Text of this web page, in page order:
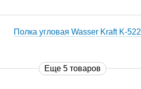
Полка угловая Wasser Kraft K-522
Еще 5 товаров